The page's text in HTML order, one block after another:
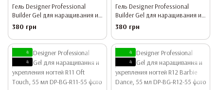
Гель Designer Professional
Builder Gel для наращивания и
укрепления ногтей R9 Taste of
Mystery, 55 мл
380 грн
Гель Designer Professional
Builder Gel для наращивания и
укрепления ногтей R10 Pink
Topaz, 55 мл
380 грн
4
4
4
4